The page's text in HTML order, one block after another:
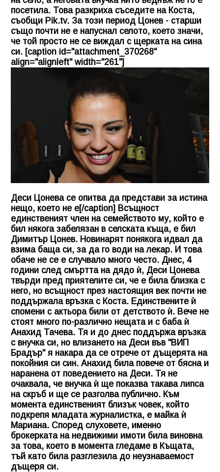
посетила. Това разкриха съседите на Коста,
съобщи Pik.tv. За този период Цонев - старши
също почти не е напуснал селото, което значи,
че той просто не се виждал с щерката на сина
си. [caption id="attachment_370268"
align="alignleft" width="261"]
Деси Цонева се опитва да представи за истина
нещо, което не е[/caption] Всъщност
единственият член на семейството му, който е
бил някога забелязан в селската къща, е бил
Димитър Цонев. Новинарят понякога идвал да
взима баща си, за да го води на лекар. И това
обаче не се е случвало много често. Днес, 4
години след смъртта на дядо ѝ, Деси Цонева
твърди пред приятелите си, че е била близка с
него, но всъщност през настоящия век почти не
поддържала връзка с Коста. Единствените ѝ
спомени с актьора били от детството ѝ. Вече не
стоят много по-различно нещата и с баба ѝ
Анахид Тачева. Тя и до днес поддържа връзка
с внучка си, но влизането на Деси във "ВИП
Брадър" я накара да се отрече от дъщерята на
покойния си син. Анахид била повече от бясна и
наранена от поведението на Деси. Тя не
очаквала, че внучка ѝ ще показва такава липса
на скръб и ще се разголва публично. Към
момента единственият близък човек, който
подкрепя младата журналистка, е майка ѝ
Мариана. Според слуховете, именно
брокерката на недвижими имоти била виновна
за това, което в момента гледаме в Къщата,
тъй като била разглезила до неузнаваемост
дъщеря си.